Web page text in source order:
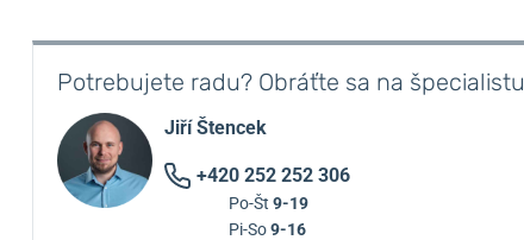
Potrebujete radu? Obráťte sa na špecialistu
Jiří Štencek
+420 252 252 306
Po-Št 9-19
Pi-So9-16